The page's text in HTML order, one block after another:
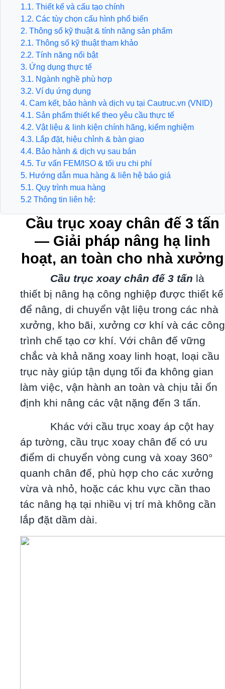
1.1. Thiết kế và cấu tạo chính
1.2. Các tùy chọn cấu hình phổ biến
2. Thông số kỹ thuật & tính năng sản phẩm
2.1. Thông số kỹ thuật tham khảo
2.2. Tính năng nổi bật
3. Ứng dụng thực tế
3.1. Ngành nghề phù hợp
3.2. Ví dụ ứng dụng
4. Cam kết, bảo hành và dịch vụ tại Cautruc.vn (VNID)
4.1. Sản phẩm thiết kế theo yêu cầu thực tế
4.2. Vật liệu & linh kiện chính hãng, kiểm nghiệm
4.3. Lắp đặt, hiệu chỉnh & bàn giao
4.4. Bảo hành & dịch vụ sau bán
4.5. Tư vấn FEM/ISO & tối ưu chi phí
5. Hướng dẫn mua hàng & liên hệ báo giá
5.1. Quy trình mua hàng
5.2 Thông tin liên hệ:
Cầu trục xoay chân đế 3 tấn
— Giải pháp nâng hạ linh
hoạt, an toàn cho nhà xưởng
Cầu trục xoay chân đế 3 tấn là
thiết bị nâng hạ công nghiệp được thiết kế
để nâng, di chuyển vật liệu trong các nhà
xưởng, kho bãi, xưởng cơ khí và các công
trình chế tạo cơ khí. Với chân đế vững
chắc và khả năng xoay linh hoạt, loại cầu
trục này giúp tận dụng tối đa không gian
làm việc, vận hành an toàn và chịu tải ổn
định khi nâng các vật nặng đến 3 tấn.
Khác với cầu trục xoay áp cột hay
áp tường, cầu trục xoay chân đế có ưu
điểm di chuyển vòng cung và xoay 360°
quanh chân đế, phù hợp cho các xưởng
vừa và nhỏ, hoặc các khu vực cần thao
tác nâng hạ tại nhiều vị trí mà không cần
lắp đặt dầm dài.